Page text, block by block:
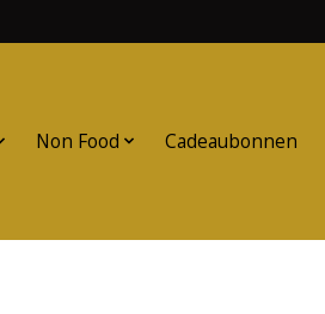
Non Food Cadeaubonnen